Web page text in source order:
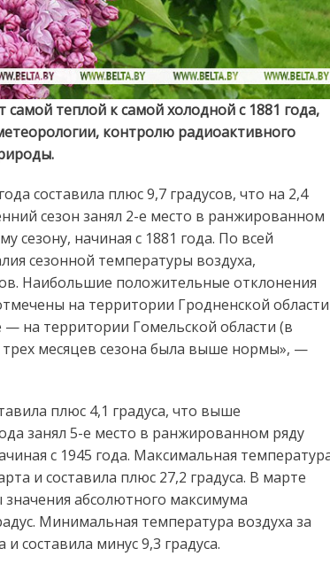
теплой к самой холодной с 1881 года,
контролю радиоактивного
составила плюс 9,7 градусов, что на 2,4
сезон занял 2-е место в ранжированном
сезону, начиная с 1881 года. По всей
сезонной температуры воздуха,
Наибольшие положительные отклонения
на территории Гродненской области
на территории Гомельской области (в
трех месяцев сезона была выше нормы», —
плюс 4,1 градуса, что выше
занял 5-е место в ранжированном ряду
с 1945 года. Максимальная
и составила плюс 27,2 градуса. В марте
абсолютного максимума
Минимальная температура воздуха за
составила минус 9,3 градуса.